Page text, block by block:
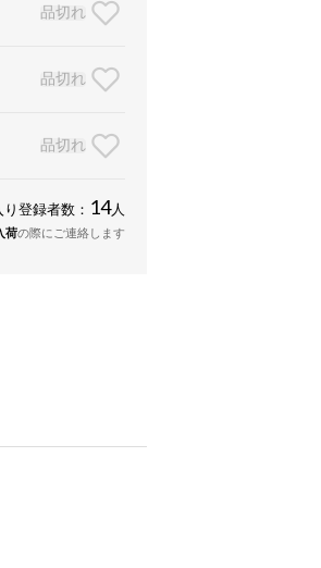
品切れ
品切れ
品切れ
登録者数： 14人
荷の際にご連絡します